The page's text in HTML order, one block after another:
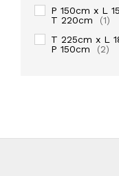
P 150cm x L
T 220cm
(1)
T 225cm x L
P 150cm
(2)